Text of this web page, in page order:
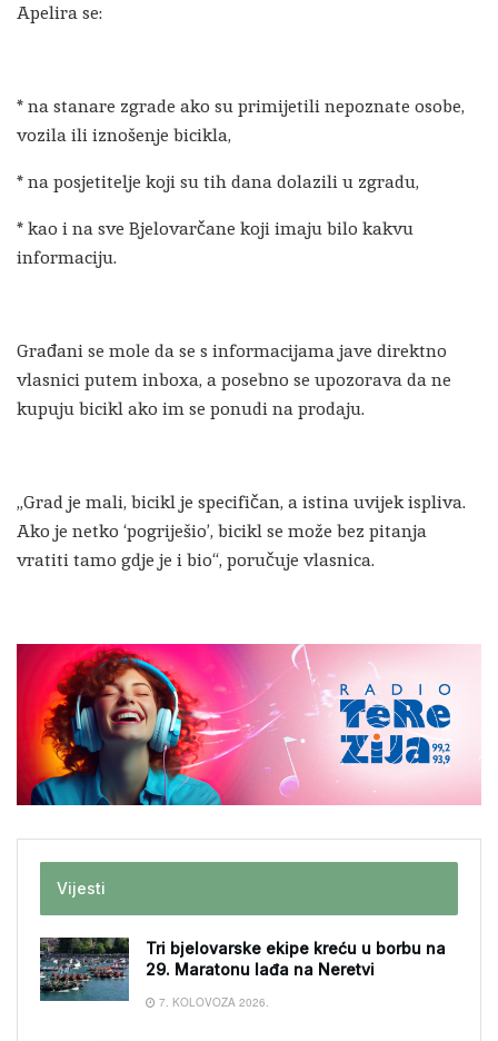
Apelira se:
* na stanare zgrade ako su primijetili nepoznate osobe,
vozila ili iznošenje bicikla,
* na posjetitelje koji su tih dana dolazili u zgradu,
* kao i na sve Bjelovarčane koji imaju bilo kakvu
informaciju.
Građani se mole da se s informacijama jave direktno
vlasnici putem inboxa, a posebno se upozorava da ne
kupuju bicikl ako im se ponudi na prodaju.
„Grad je mali, bicikl je specifičan, a istina uvijek ispliva.
Ako je netko ‘pogriješio’, bicikl se može bez pitanja
vratiti tamo gdje je i bio“, poručuje vlasnica.
Vijesti
Tri bjelovarske ekipe kreću u borbu na
29. Maratonu lađa na Neretvi
7. KOLOVOZA 2026.